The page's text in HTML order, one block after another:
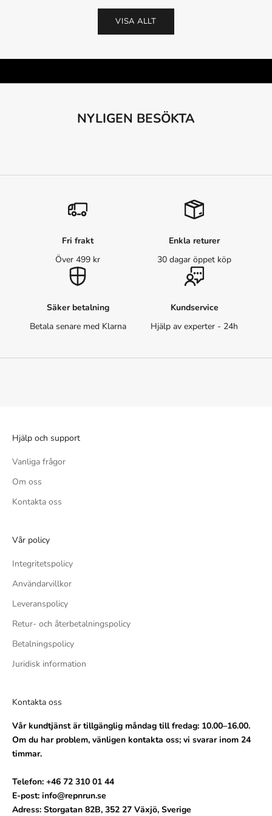
VISA ALLT
NYLIGEN BESÖKTA
Fri frakt
Över 499 kr
Enkla returer
30 dagar öppet köp
Säker betalning
Betala senare med Klarna
Kundservice
Hjälp av experter - 24h
Hjälp och support
Vanliga frågor
Om oss
Kontakta oss
Vår policy
Integritetspolicy
Användarvillkor
Leveranspolicy
Retur- och återbetalningspolicy
Betalningspolicy
Juridisk information
Kontakta oss
Vår kundtjänst är tillgänglig måndag till fredag: 10.00–16.00.
Om du har problem, vänligen kontakta oss; vi svarar inom 24
timmar.
Telefon: +46 72 310 01 44
E-post: info@repnrun.se
Adress: Storgatan 82B, 352 27 Växjö, Sverige